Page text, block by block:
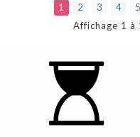
1 2 3 4 5
Affichage 1 à